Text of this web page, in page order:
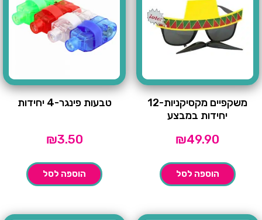
משקפיים מקסיקניות-12
יחידות במבצע
₪49.90
הוספה לסל
טבעות פינגר-4 יחידות
₪3.50
הוספה לסל